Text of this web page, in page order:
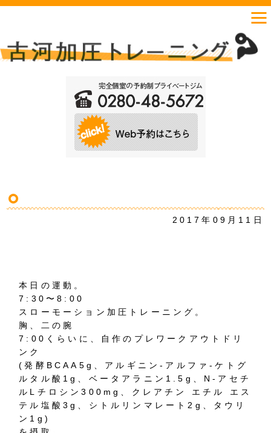
2017年09月11日
本日の運動。
7:30〜8:00
スローモーション加圧トレーニング。
胸、二の腕
7:00くらいに、自作のプレワークアウトドリ
ンク
(発酵BCAA5g、アルギニン-アルファ-ケトグ
ルタル酸1g、ベータアラニン1.5g、N-アセチ
ルLチロシン300mg、クレアチン エチル エス
テル塩酸3g、シトルリンマレート2g、タウリ
ン1g)